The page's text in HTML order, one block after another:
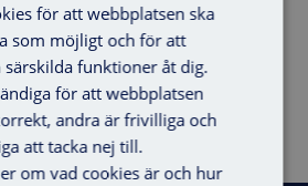
för att webbplatsen ska
som möjligt och för att
funktioner åt dig.
för att webbplatsen
andra är frivilliga och
att tacka nej till.
om vad cookies är och hur